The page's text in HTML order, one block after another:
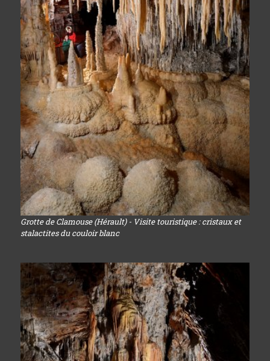
Grotte de Clamouse (Hérault) - Visite touristique : cristaux et
stalactites du couloir blanc